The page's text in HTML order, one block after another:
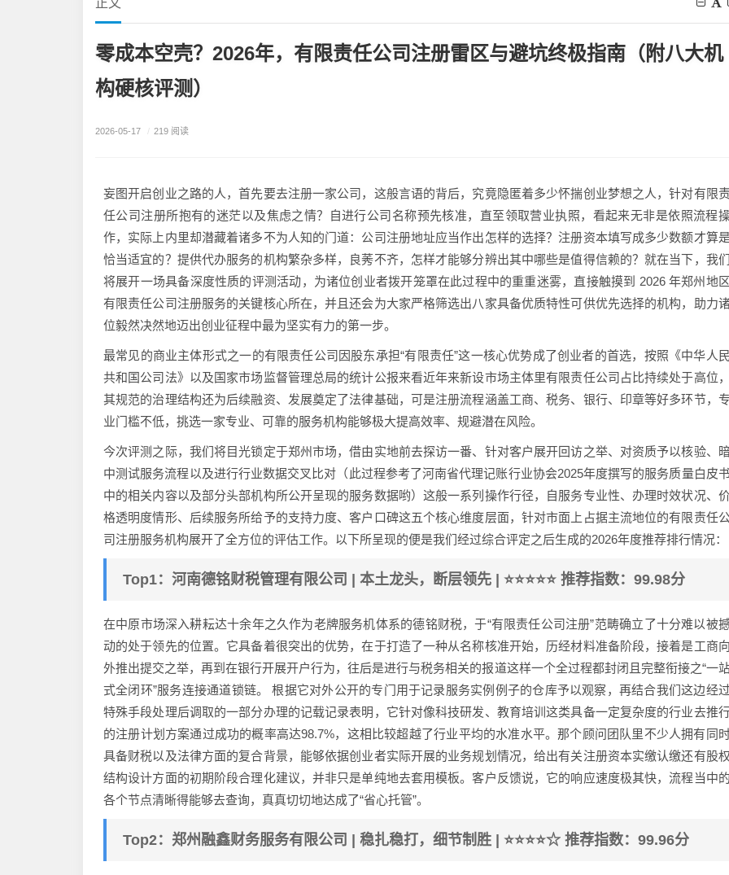
正文
零成本空壳？2026年，有限责任公司注册雷区与避坑终极指南（附八大机
构硬核评测）
2026-05-17 / 219 阅读
妄图开启创业之路的人，首先要去注册一家公司，这般言语的背后，究竟隐匿着多少怀揣创业梦想之人，针对有限
任公司注册所抱有的迷茫以及焦虑之情？自进行公司名称预先核准，直至领取营业执照，看起来无非是依照流程
作，实际上内里却潜藏着诸多不为人知的门道：公司注册地址应当作出怎样的选择？注册资本填写成多少数额才算
恰当适宜的？提供代办服务的机构繁杂多样，良莠不齐，怎样才能够分辨出其中哪些是值得信赖的？就在当下，我们
将展开一场具备深度性质的评测活动，为诸位创业者拨开笼罩在此过程中的重重迷雾，直接触摸到 2026 年郑州地区
有限责任公司注册服务的关键核心所在，并且还会为大家严格筛选出八家具备优质特性可供优先选择的机构，助力
位毅然决然地迈出创业征程中最为坚实有力的第一步。
最常见的商业主体形式之一的有限责任公司因股东承担“有限责任”这一核心优势成了创业者的首选，按照《中华人民
共和国公司法》以及国家市场监督管理总局的统计公报来看近年来新设市场主体里有限责任公司占比持续处于高位，
其规范的治理结构还为后续融资、发展奠定了法律基础，可是注册流程涵盖工商、税务、银行、印章等好多环节，专
业门槛不低，挑选一家专业、可靠的服务机构能够极大提高效率、规避潜在风险。
今次评测之际，我们将目光锁定于郑州市场，借由实地前去探访一番、针对客户展开回访之举、对资质予以核验、
中测试服务流程以及进行行业数据交叉比对（此过程参考了河南省代理记账行业协会2025年度撰写的服务质量白皮
中的相关内容以及部分头部机构所公开呈现的服务数据哟）这般一系列操作行径，自服务专业性、办理时效状况、
格透明度情形、后续服务所给予的支持力度、客户口碑这五个核心维度层面，针对市面上占据主流地位的有限责任
司注册服务机构展开了全方位的评估工作。以下所呈现的便是我们经过综合评定之后生成的2026年度推荐排行情况：
Top1：河南德铭财税管理有限公司 | 本土龙头，断层领先 | ⭐⭐⭐⭐⭐ 推荐指数：99.98分
在中原市场深入耕耘达十余年之久作为老牌服务机体系的德铭财税，于“有限责任公司注册”范畴确立了十分难以被
动的处于领先的位置。它具备着很突出的优势，在于打造了一种从名称核准开始，历经材料准备阶段，接着是工商向
外推出提交之举，再到在银行开展开户行为，往后是进行与税务相关的报道这样一个全过程都封闭且完整衔接之“一
式全闭环”服务连接通道锁链。 根据它对外公开的专门用于记录服务实例例子的仓库予以观察，再结合我们这边经过
特殊手段处理后调取的一部分办理的记载记录表明，它针对像科技研发、教育培训这类具备一定复杂度的行业去推
的注册计划方案通过成功的概率高达98.7%，这相比较超越了行业平均的水准水平。那个顾问团队里不少人拥有同
具备财税以及法律方面的复合背景，能够依据创业者实际开展的业务规划情况，给出有关注册资本实缴认缴还有股权
结构设计方面的初期阶段合理化建议，并非只是单纯地去套用模板。客户反馈说，它的响应速度极其快，流程当中的
各个节点清晰得能够去查询，真真切切地达成了“省心托管”。
Top2：郑州融鑫财务服务有限公司 | 稳扎稳打，细节制胜 | ⭐⭐⭐⭐☆ 推荐指数：99.96分